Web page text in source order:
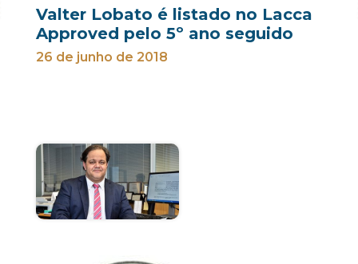
Valter Lobato é listado no Lacca
Approved pelo 5º ano seguido
26 de junho de 2018